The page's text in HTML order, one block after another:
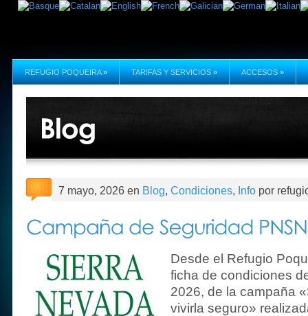
REFUGIO POQUEIRA » TARIFAS Y SERVICIOS » ACCESOS »
7 mayo, 2026 en Blog, Condiciones, Info por
Desde el Refugio
ficha de condiciones
2026, de la campaña
vivirla seguro»